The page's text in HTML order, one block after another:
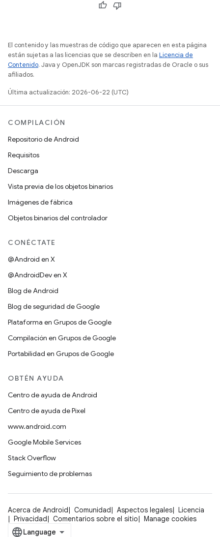
El contenido y las muestras de código que aparecen en esta página
están sujetas a las licencias que se describen en la Licencia de
Contenido. Java y OpenJDK son marcas registradas de Oracle o sus
afiliados.
Última actualización: 2026-06-22 (UTC)
COMPILACIÓN
Repositorio de Android
Requisitos
Descarga
Vista previa de los objetos binarios
Imágenes de fábrica
Objetos binarios del controlador
CONÉCTATE
@Android en X
@AndroidDev en X
Blog de Android
Blog de seguridad de Google
Plataforma en Grupos de Google
Compilación en Grupos de Google
Portabilidad en Grupos de Google
OBTÉN AYUDA
Centro de ayuda de Android
Centro de ayuda de Pixel
www.android.com
Google Mobile Services
Stack Overflow
Seguimiento de problemas
Acerca de Android Comunidad Aspectos legales
Licencia
Privacidad
Comentarios sobre el sitio Manage cookies